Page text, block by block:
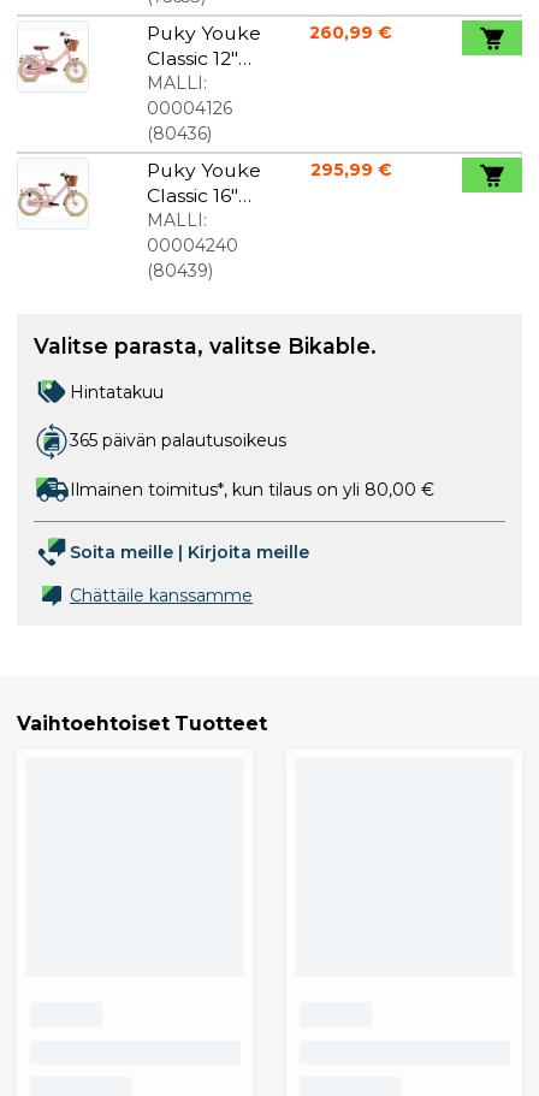
Retro
Vihreä
Puky Youke
Classic 12"
Lasten
pyörä
Vaaleanpun
ainen
MALLI:
00004126
(80436)
260,99 €
Puky Youke
Classic 16"
Lasten
pyörä
Vaaleanpun
MALLI:
00004240
(80439)
295,99 €
Valitse parasta, valitse Bikable.
Hintatakuu
365 päivän palautusoikeus
Ilmainen toimitus*, kun tilaus on yli 80,00 €
Soita meille | Kirjoita meille
Chättäile kanssamme
Vaihtoehtoiset Tuotteet